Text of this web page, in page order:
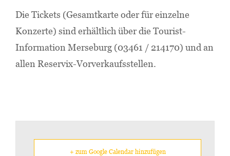
Die Tickets (Gesamtkarte oder für einzelne
Konzerte) sind erhältlich über die Tourist-
Information Merseburg (03461 / 214170) und an
allen Reservix-Vorverkaufsstellen.
+ zum Google Calendar hinzufügen